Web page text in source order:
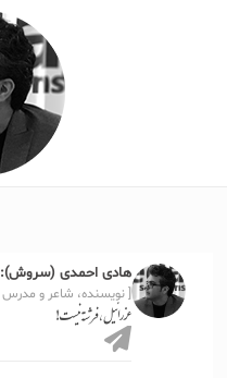
هادی احمدی (سروش):
[ نویسنده، شاعر و مدرس ITIL ]
عزرائیل، فرشته نیست!